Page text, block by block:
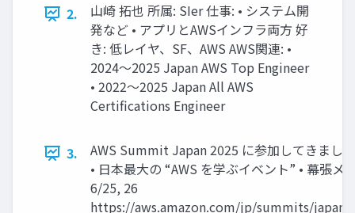
2.
山崎 拓也 所属: SIer 仕事: • システム開
発など • アプリとAWSインフラ両方 好
き: 低レイヤ、SF、AWS AWS関連: •
2024～2025 Japan AWS Top Engineer
• 2022～2025 Japan All AWS
Certifications Engineer
3.
AWS Summit Japan 2025 に参加してきまし
• 日本最大の “AWS を学ぶイベント” • 幕張メ
6/25, 26
https://aws.amazon.com/jp/summits/japan/